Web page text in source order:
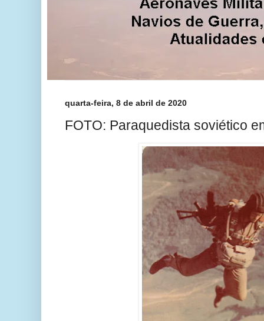
quarta-feira, 8 de abril de 2020
FOTO: Paraquedista soviético